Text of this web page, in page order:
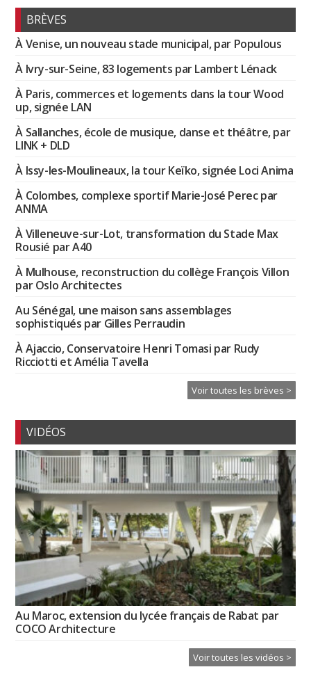
BRÈVES
À Venise, un nouveau stade municipal, par Populous
À Ivry-sur-Seine, 83 logements par Lambert Lénack
À Paris, commerces et logements dans la tour Wood
up, signée LAN
À Sallanches, école de musique, danse et théâtre, par
LINK + DLD
À Issy-les-Moulineaux, la tour Keïko, signée Loci Anima
À Colombes, complexe sportif Marie-José Perec par
ANMA
À Villeneuve-sur-Lot, transformation du Stade Max
Rousié par A40
À Mulhouse, reconstruction du collège François Villon
par Oslo Architectes
Au Sénégal, une maison sans assemblages
sophistiqués par Gilles Perraudin
À Ajaccio, Conservatoire Henri Tomasi par Rudy
Ricciotti et Amélia Tavella
Voir toutes les brèves >
VIDÉOS
Au Maroc, extension du lycée français de Rabat par
COCO Architecture
Voir toutes les vidéos >